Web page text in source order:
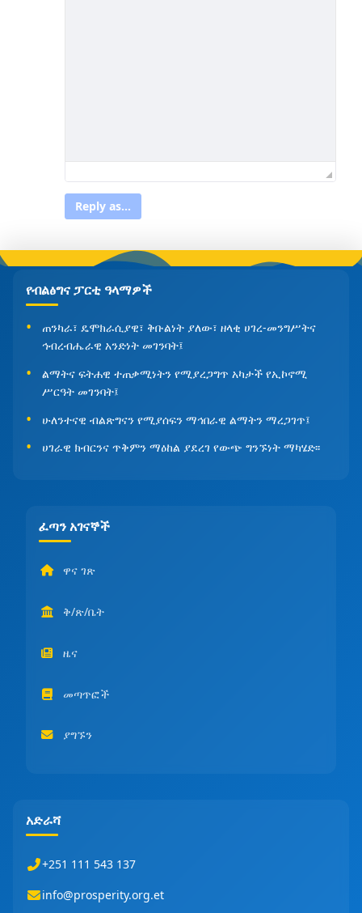
Reply as...
የብልፅግና ፓርቲ ዓላማዎች
ጠንካራ፣ ዴሞክራሲያዊ፣ ቅቡልነት ያለው፣ ዘላቂ ሀገረ-መንግሥትና
ኅብረብሔራዊ አንድነት መገንባት፤
ልማትና ፍትሐዊ ተጠቃሚነትን የሚያረጋግጥ አካታች የኢኮኖሚ
ሥርዓት መገንባት፤
ሁለንተናዊ ብልጽግናን የሚያሰፍን ማኅበራዊ ልማትን ማረጋገጥ፤
ሀገራዊ ክብርንና ጥቅምን ማዕከል ያደረገ የውጭ ግንኙነት ማካሄድ፡፡
ፈጣን አገናኞች
ዋና ገጽ
ቅ/ጽ/ቤት
ዜና
መጣጥፎች
ያግኙን
አድራሻ
+251 111 543 137
info@prosperity.org.et